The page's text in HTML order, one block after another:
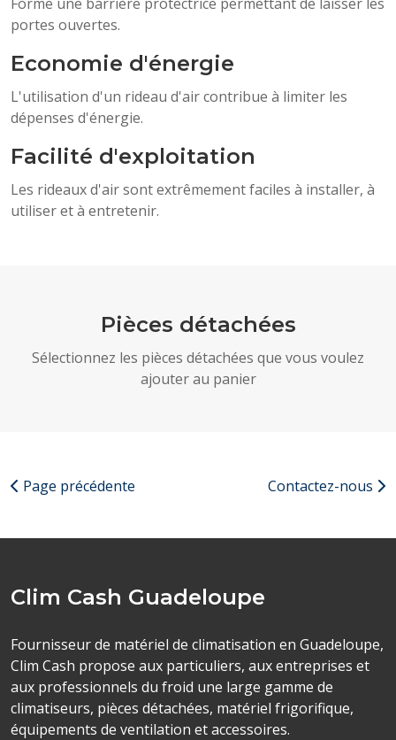
portes ouvertes.
Economie d'énergie
L'utilisation d'un rideau d'air contribue à limiter les
dépenses d'énergie.
Facilité d'exploitation
Les rideaux d'air sont extrêmement faciles à installer, à
utiliser et à entretenir.
Pièces détachées
Sélectionnez les pièces détachées que vous voulez
ajouter au panier
Page précédente Contactez-nous
Clim Cash Guadeloupe
Fournisseur de matériel de climatisation en Guadeloupe,
Clim Cash propose aux particuliers, aux entreprises et
aux professionnels du froid une large gamme de
climatiseurs, pièces détachées, matériel frigorifique,
équipements de ventilation et accessoires.